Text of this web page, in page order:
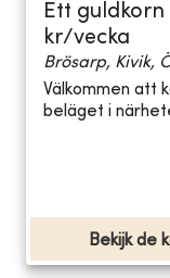
Ett
kr/vecka
Brösarp, Kivik,
Välkommen att
beläget i
Bekijk de